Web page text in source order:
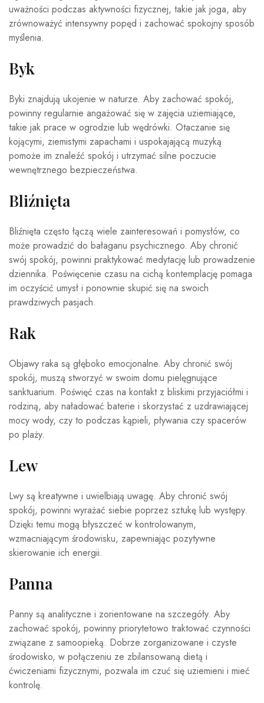
uważności podczas aktywności fizycznej, takie jak joga, aby
zrównoważyć intensywny popęd i zachować spokojny sposób
myślenia.
Byk
Byki znajdują ukojenie w naturze. Aby zachować spokój,
powinny regularnie angażować się w zajęcia uziemiające,
takie jak prace w ogrodzie lub wędrówki. Otaczanie się
kojącymi, ziemistymi zapachami i uspokajającą muzyką
pomoże im znaleźć spokój i utrzymać silne poczucie
wewnętrznego bezpieczeństwa.
Bliźnięta
Bliźnięta często łączą wiele zainteresowań i pomysłów, co
może prowadzić do bałaganu psychicznego. Aby chronić
swój spokój, powinni praktykować medytację lub prowadzenie
dziennika. Poświęcenie czasu na cichą kontemplację pomaga
im oczyścić umysł i ponownie skupić się na swoich
prawdziwych pasjach.
Rak
Objawy raka są głęboko emocjonalne. Aby chronić swój
spokój, muszą stworzyć w swoim domu pielęgnujące
sanktuarium. Poświęć czas na kontakt z bliskimi przyjaciółmi i
rodziną, aby naładować baterie i skorzystać z uzdrawiającej
mocy wody, czy to podczas kąpieli, pływania czy spacerów
po plaży.
Lew
Lwy są kreatywne i uwielbiają uwagę. Aby chronić swój
spokój, powinni wyrażać siebie poprzez sztukę lub występy.
Dzięki temu mogą błyszczeć w kontrolowanym,
wzmacniającym środowisku, zapewniając pozytywne
skierowanie ich energii.
Panna
Panny są analityczne i zorientowane na szczegóły. Aby
zachować spokój, powinny priorytetowo traktować czynności
związane z samoopieką. Dobrze zorganizowane i czyste
środowisko, w połączeniu ze zbilansowaną dietą i
ćwiczeniami fizycznymi, pozwala im czuć się uziemieni i mieć
kontrolę.